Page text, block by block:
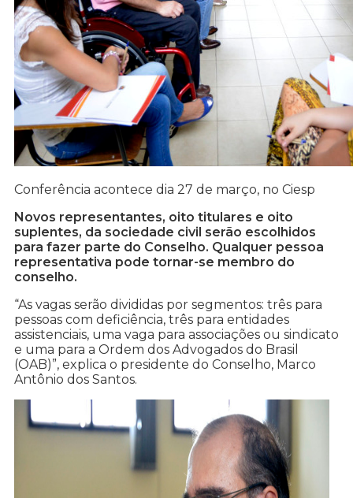
Conferência acontece dia 27 de março, no Ciesp
Novos representantes, oito titulares e oito
suplentes, da sociedade civil serão escolhidos
para fazer parte do Conselho. Qualquer pessoa
representativa pode tornar-se membro do
conselho.
“As vagas serão divididas por segmentos: três para
pessoas com deficiência, três para entidades
assistenciais, uma vaga para associações ou sindicato
e uma para a Ordem dos Advogados do Brasil
(OAB)”, explica o presidente do Conselho, Marco
Antônio dos Santos.